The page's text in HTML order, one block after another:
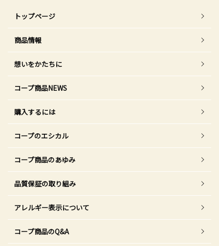
トップページ
商品情報
想いをかたちに
コープ商品NEWS
購入するには
コープのエシカル
コープ商品のあゆみ
品質保証の取り組み
アレルギー表示について
コープ商品のQ&A